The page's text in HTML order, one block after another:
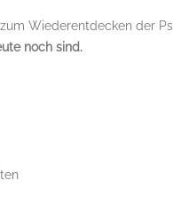
Wiederentdecken der
noch sind.